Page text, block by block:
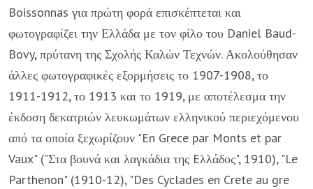
Boissonnas για πρώτη φορά επισκέπτεται και
φωτογραφίζει την Ελλάδα με τον φίλο του Daniel Baud-
Bovy, πρύτανη της Σχολής Καλών Τεχνών. Ακολούθησαν
άλλες φωτογραφικές εξορμήσεις το 1907-1908, το
1911-1912, το 1913 και το 1919, με αποτέλεσμα την
έκδοση δεκατριών λευκωμάτων ελληνικού περιεχόμενου
από τα οποία ξεχωρίζουν "En Grece par Monts et par
Vaux" ("Στα βουνά και λαγκάδια της Eλλάδος", 1910), "Le
Parthenon" (1910-12), "Des Cyclades en Crete au gre